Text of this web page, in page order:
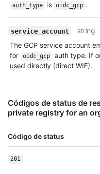
auth_type is oidc_gcp .
service_account
string
The GCP service account
for
oidc_gcp
auth type. If
used directly (direct WIF).
Códigos de status de
private registry for an
Código de status
201